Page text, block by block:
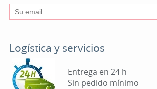
Logística y servicios
Entrega en 24 h
Sin pedido mínimo